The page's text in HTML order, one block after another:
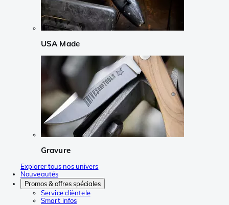
USA Made
Gravure
Explorer tous nos univers
Nouveautés
Promos & offres spéciales
Service clièntele
Smart infos